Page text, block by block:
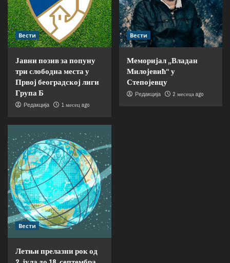
Вести
Јавни позив за попуну
три слободна места у
Првој београдској лиги
Група Б
Редакција 1 месец ago
Вести
Меморијал „Владан
Милојевић“ у
Степојевцу
Редакција 2 месеца ago
Вести
Летњи прелазни рок од